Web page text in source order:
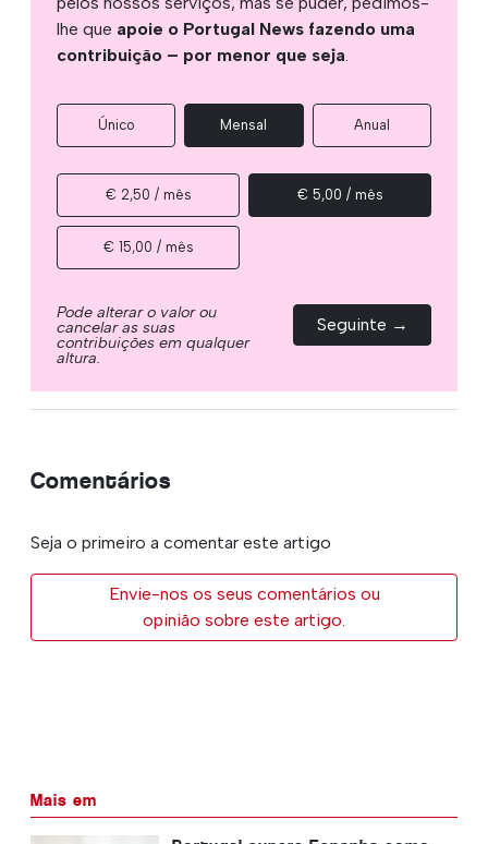
lhe que apoie o Portugal News fazendo uma
contribuição – por menor que seja.
Único Mensal Anual
€ 2,50 / mês € 5,00 / mês
€ 15,00 / mês
Pode alterar o valor ou
cancelar as suas
contribuições em qualquer
altura.
Seguinte →
Comentários
Seja o primeiro a comentar este artigo
Envie-nos os seus comentários ou
opinião sobre este artigo.
Mais em